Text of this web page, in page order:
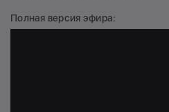
Полная версия эфира: